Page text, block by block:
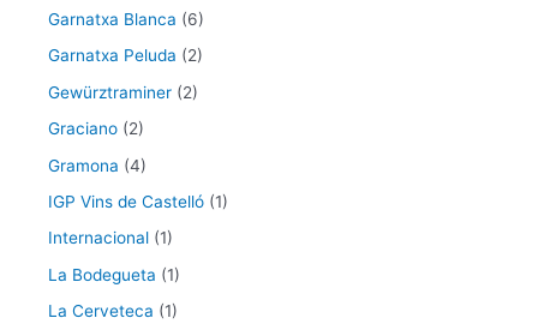
Garnatxa Blanca (6)
Garnatxa Peluda (2)
Gewürztraminer (2)
Graciano (2)
Gramona (4)
IGP Vins de Castelló (1)
Internacional (1)
La Bodegueta (1)
La Cerveteca (1)